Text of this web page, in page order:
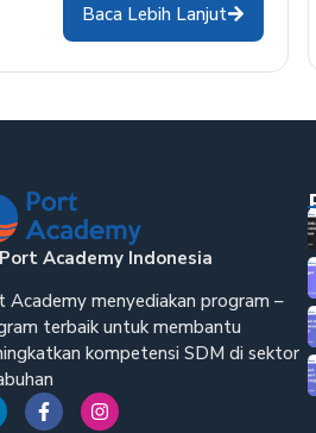
Baca Lebih Lanjut
Academy Indonesia
Academy menyediakan program –
terbaik untuk membantu
kompetensi SDM di sektor